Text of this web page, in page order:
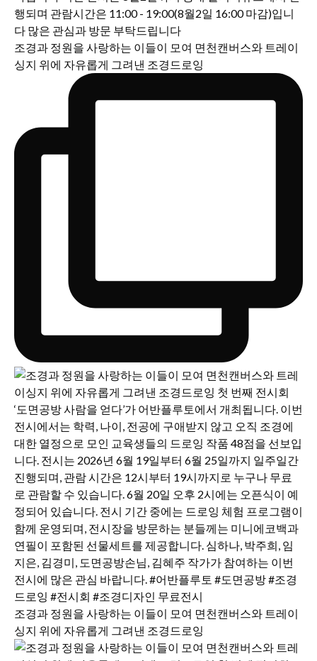
조경과 정원을 사랑하는 이들이 모여 면천캔버스와 트레이
싱지 위에 자유롭게 그려낸 조경드로잉
조경과 정원을 사랑하는 이들이 모여 면천캔버스와 트레이
싱지 위에 자유롭게 그려낸 조경드로잉